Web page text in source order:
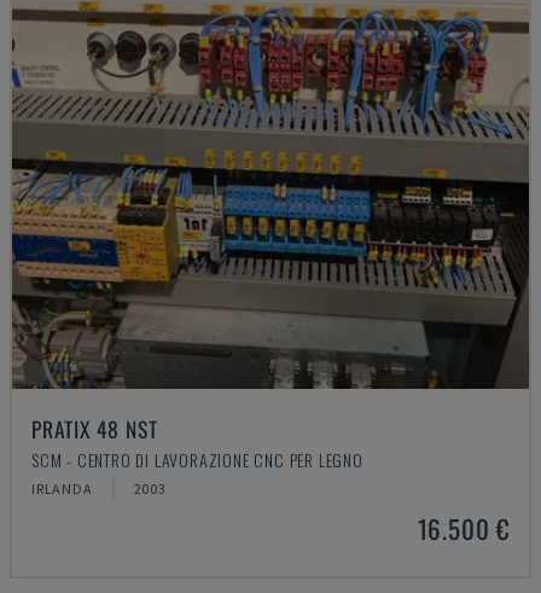
PRATIX 48 NST
SCM - CENTRO DI LAVORAZIONE CNC PER LEGNO
IRLANDA 2003
16.500 €